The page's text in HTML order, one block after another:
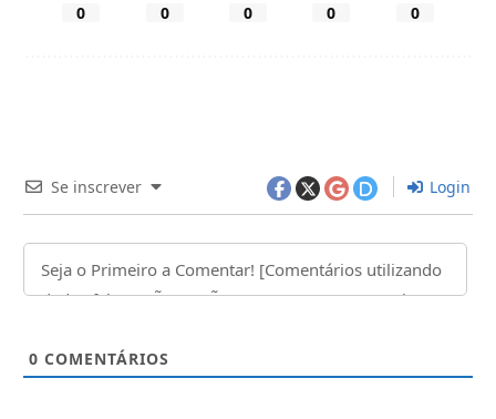
0 0 0 0 0
Se inscrever Login
0 COMENTÁRIOS